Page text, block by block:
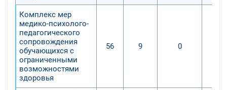
Комплекс мер
медико-психолого-
педагогического
сопровождения
обучающихся с
ограниченными
возможностями
здоровья
56 9 0